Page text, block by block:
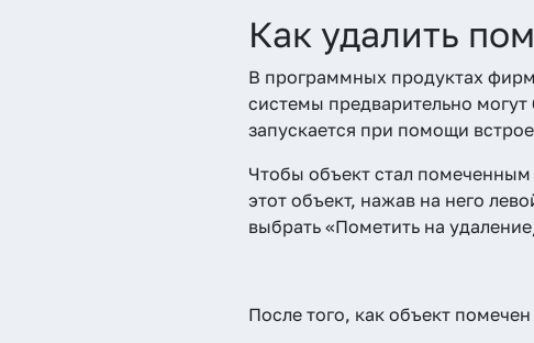
Как удалить
В программных продуктах
системы предварительно
запускается при помощи
Чтобы объект стал
этот объект, нажав на него
выбрать «Пометить на
После того, как объект